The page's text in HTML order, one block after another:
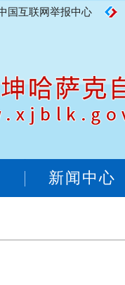
国互联网举报中心
新闻中心